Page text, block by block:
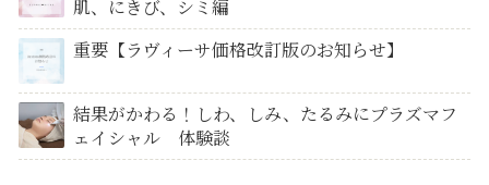
肌、にきび、シミ編
重要【ラヴィーサ価格改訂版のお知らせ】
結果がかわる！しわ、しみ、たるみにプラズマフ
ェイシャル 体験談